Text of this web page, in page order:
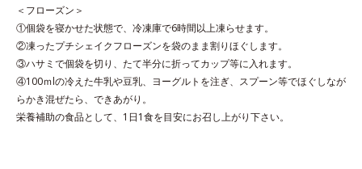
＜フローズン＞
①個袋を寝かせた状態で、冷凍庫で6時間以上凍らせます。
②凍ったプチシェイクフローズンを袋のまま割りほぐします。
③ハサミで個袋を切り、たて半分に折ってカップ等に入れます。
④100ｍlの冷えた牛乳や豆乳、ヨーグルトを注ぎ、スプーン等でほぐしなが
らかき混ぜたら、できあがり。
栄養補助の食品として、1日1食を目安にお召し上がり下さい。